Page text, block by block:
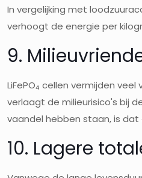
In vergelijking met
verhoogt de energie per
9.
LiFePO₄ cellen vermijden
verlaagt de milieurisico's bij
vaandel hebben staan, is dat
10. Lagere